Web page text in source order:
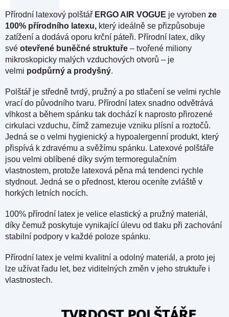
Přírodní latexový polštář ERGO AIR VOGUE je vyroben ze
100% přírodního latexu, který ideálně se přizpůsobuje
zatížení a dodává oporu krční páteři. Přírodní latex, díky
své otevřené buněčné struktuře – tvořené miliony
mikroskopicky malých vzduchových otvorů – je
velmi podpůrný a prodyšný.
Polštář je středně tvrdý, pružný a po stlačení se velmi rychle
vrací do původního tvaru. Přírodní latex snadno odvětrává
vlhkost a během spánku tak dochází k naprosto přirozené
cirkulaci vzduchu, čímž zamezuje vzniku plísní a roztočů.
Jedná se o velmi hygienický a hypoalergenní produkt, který
přispívá k zdravému a svěžímu spánku. Latexové polštáře
jsou velmi oblíbené díky svým termoregulačním
vlastnostem, protože latexová pěna má tendenci rychle
stydnout. Jedná se o přednost, kterou oceníte zvláště v
horkých letních nocích.
100% přírodní latex je velice elastický a pružný materiál,
díky čemuž poskytuje vynikající úlevu od tlaku při zachování
stabilní podpory v každé poloze spánku.
Přírodní latex je velmi kvalitní a odolný materiál, a proto jej
lze užívat řadu let, bez viditelných změn v jeho struktuře i
vlastnostech.